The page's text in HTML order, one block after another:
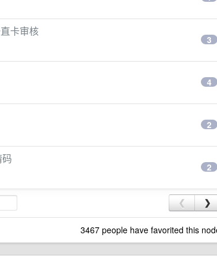
卡审核
3
4
2
2
❮ ❯
3467 people have favorited this